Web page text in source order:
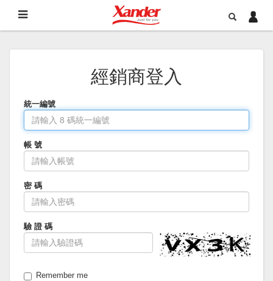
經銷商登入
統一編號
帳 號
密 碼
驗 證 碼
Remember me